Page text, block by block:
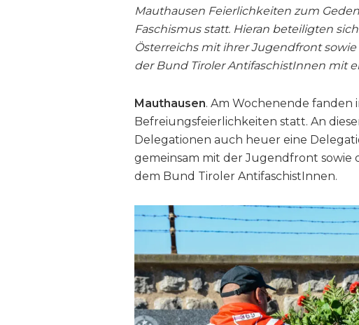
Mauthausen Feierlichkeiten zum
Faschismus statt. Hieran beteiligten
Österreichs mit ihrer Jugendfront
der Bund Tiroler AntifaschistInnen mit
Mauthausen. Am Wochenende fanden
Befreiungsfeierlichkeiten statt. An
Delegationen auch heuer eine
gemeinsam mit der Jugendfront sowie
dem Bund Tiroler AntifaschistInnen.